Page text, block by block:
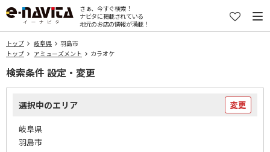
さぁ、今すぐ検索！
ナビタに掲載されている
地元のお店の情報が満載！
トップ 岐阜県
羽島市
トップ
アミューズメント カラオケ
検索条件 設定・変更
選択中のエリア 変更
岐阜県
羽島市